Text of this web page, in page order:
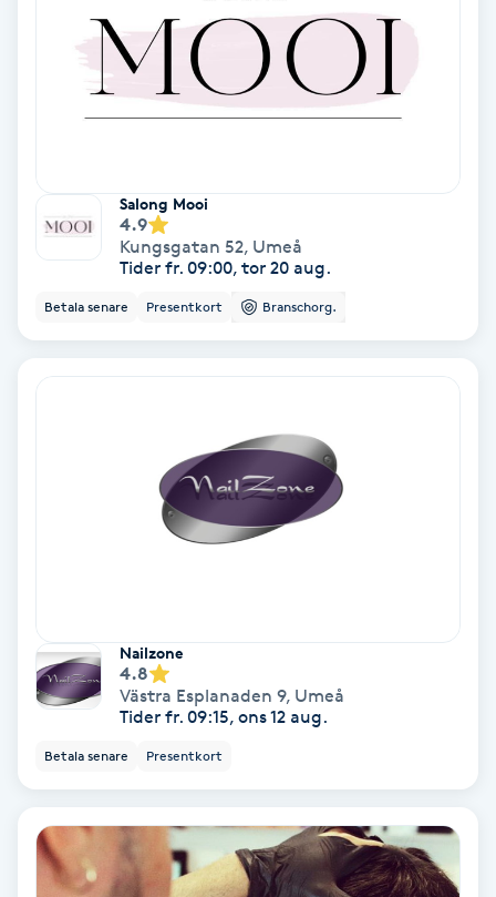
Brynformning
Brynfärgning
Bröllopsuppsättning
Dermapen
Diamantslipning
Extensions
Salong Mooi
4.9
Kungsgatan 52, Umeå
Tider fr. 09:00, tor 20 aug.
Betala senare Presentkort Branschorg.
Nailzone
4.8
Västra Esplanaden 9, Umeå
Tider fr. 09:15, ons 12 aug.
Betala senare Presentkort